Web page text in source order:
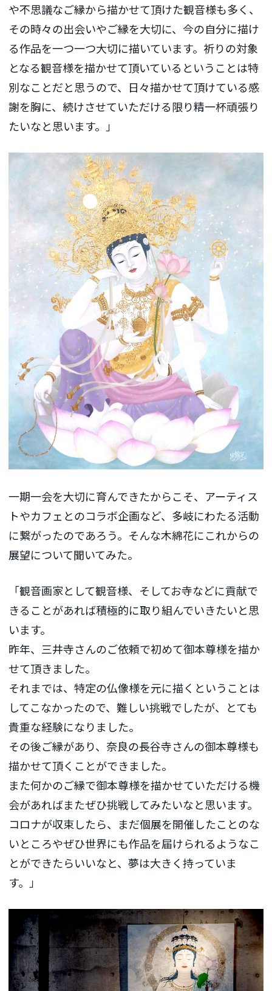
や不思議なご縁から描かせて頂けた観音様も多く、
その時々の出会いやご縁を大切に、今の自分に描け
る作品を一つ一つ大切に描いています。祈りの対象
となる観音様を描かせて頂いているということは特
別なことだと思うので、日々描かせて頂けている感
謝を胸に、続けさせていただける限り精一杯頑張り
たいなと思います。」
一期一会を大切に育んできたからこそ、アーティス
トやカフェとのコラボ企画など、多岐にわたる活動
に繋がったのであろう。そんな木綿花にこれからの
展望について聞いてみた。
「観音画家として観音様、そしてお寺などに貢献で
きることがあれば積極的に取り組んでいきたいと思
います。
昨年、三井寺さんのご依頼で初めて御本尊様を描か
せて頂きました。
それまでは、特定の仏像様を元に描くということは
してこなかったので、難しい挑戦でしたが、とても
貴重な経験になりました。
その後ご縁があり、奈良の長谷寺さんの御本尊様も
描かせて頂くことができました。
また何かのご縁で御本尊様を描かせていただける機
会があればまたぜひ挑戦してみたいなと思います。
コロナが収束したら、まだ個展を開催したことのな
いところやぜひ世界にも作品を届けられるようなこ
とができたらいいなと、夢は大きく持っていま
す。」